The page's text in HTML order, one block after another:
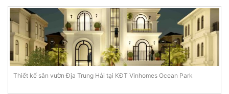
Thiết kế sân vườn Địa Trung Hải tại KĐT Vinhomes Ocean Park